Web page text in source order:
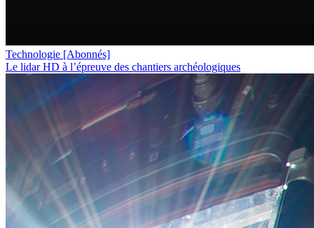
Technologie [Abonnés]
Le lidar HD à l’épreuve des chantiers archéologiques